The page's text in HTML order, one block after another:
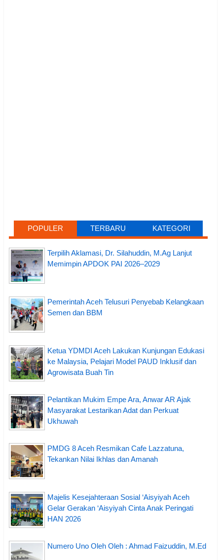
POPULER TERBARU KATEGORI
Terpilih Aklamasi, Dr. Silahuddin, M.Ag Lanjut
Memimpin APDOK PAI 2026–2029
Pemerintah Aceh Telusuri Penyebab Kelangkaan
Semen dan BBM
Ketua YDMDI Aceh Lakukan Kunjungan Edukasi
ke Malaysia, Pelajari Model PAUD Inklusif dan
Agrowisata Buah Tin
Pelantikan Mukim Empe Ara, Anwar AR Ajak
Masyarakat Lestarikan Adat dan Perkuat
Ukhuwah
PMDG 8 Aceh Resmikan Cafe Lazzatuna,
Tekankan Nilai Ikhlas dan Amanah
Majelis Kesejahteraan Sosial ‘Aisyiyah Aceh
Gelar Gerakan ‘Aisyiyah Cinta Anak Peringati
HAN 2026
Numero Uno Oleh Oleh : Ahmad Faizuddin, M.Ed